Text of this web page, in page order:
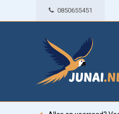
0850655451